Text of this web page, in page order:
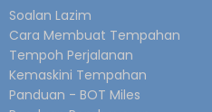
Soalan Lazim
Cara Membuat Tempahan
Tempoh Perjalanan
Kemaskini Tempahan
Panduan - BOT Miles